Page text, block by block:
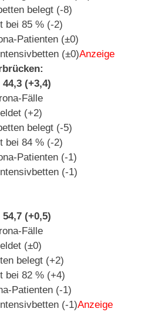
belegt (-8)
bei 85 % (-2)
Patienten (±0)
(±0)Anzeige
(+3,4)
Fälle
(+2)
belegt (-5)
bei 84 % (-2)
Patienten (-1)
(-1)
(+0,5)
Fälle
(±0)
belegt (+2)
bei 82 % (+4)
Patienten (-1)
(-1)Anzeige